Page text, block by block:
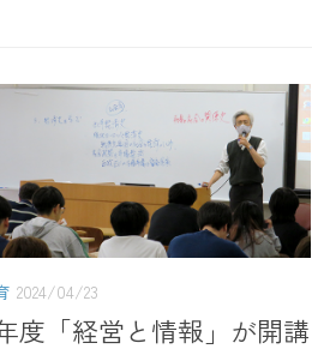
2024/04/23
度「経営と情報」が開講